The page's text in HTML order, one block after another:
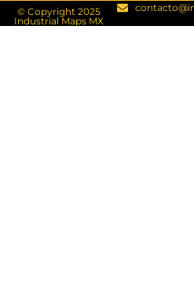
© Copyright 2025
Industrial Maps MX​